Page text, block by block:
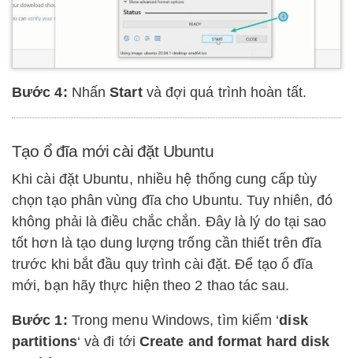
Bước 4: NhấnStartvà đợi quá trình hoàn tất.
Tạo ổ đĩa mới cài đặt Ubuntu
Khi cài đặt Ubuntu, nhiều hệ thống cung cấp tùy
chọn tạo phân vùng đĩa cho Ubuntu. Tuy nhiên, đó
không phải là điều chắc chắn. Đây là lý do tại sao
tốt hơn là tạo dung lượng trống cần thiết trên đĩa
trước khi bắt đầu quy trình cài đặt. Để tạo ổ đĩa
mới, bạn hãy thực hiện theo 2 thao tác sau.
Bước 1: Trong menu Windows, tìm kiếm ‘disk
partitions‘ và đi tới Create and format hard disk